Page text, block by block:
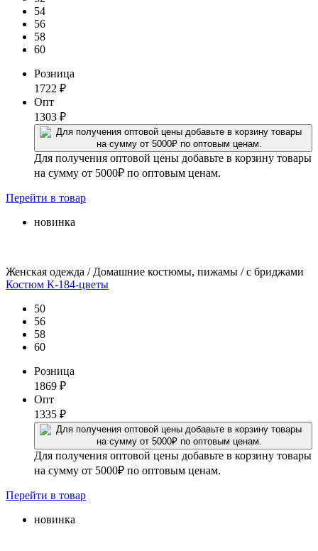
54
56
58
60
Розница
1722 ₽
Опт
1303 ₽
Для получения оптовой цены добавьте в корзину товары
на сумму от 5000₽ по оптовым ценам.
Перейти в товар
новинка
Женская одежда / Домашние костюмы, пижамы / с бриджами
Костюм К-184-цветы
50
56
58
60
Розница
1869 ₽
Опт
1335 ₽
Для получения оптовой цены добавьте в корзину товары
на сумму от 5000₽ по оптовым ценам.
Перейти в товар
новинка